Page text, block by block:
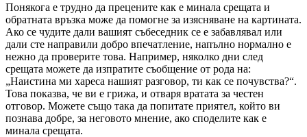
Понякога е трудно да прецените как е минала срещата и
обратната връзка може да помогне за изясняване на картината.
Ако се чудите дали вашият събеседник се е забавлявал или
дали сте направили добро впечатление, напълно нормално е
нежно да проверите това. Например, няколко дни след
срещата можете да изпратите съобщение от рода на:
„Наистина ми хареса нашият разговор, ти как се почувства?“.
Това показва, че ви е грижа, и отваря вратата за честен
отговор. Можете също така да попитате приятел, който ви
познава добре, за неговото мнение, ако споделите как е
минала срещата.